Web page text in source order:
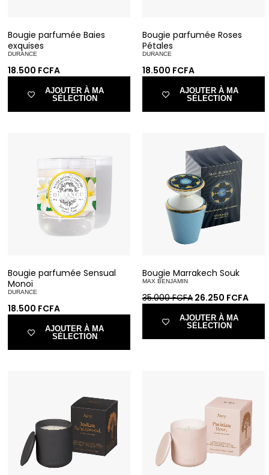
Bougie parfumée Baies
exquises
DURANCE
18.500 FCFA
AJOUTER À MA
SÉLECTION
Bougie parfumée Roses
Pétales
DURANCE
18.500 FCFA
AJOUTER À MA
SÉLECTION
Bougie parfumée Sensual
Monoï
DURANCE
18.500 FCFA
AJOUTER À MA
SÉLECTION
Bougie Marrakech Souk
MAX BENJAMIN
35.000FCFA 26.250 FCFA
AJOUTER À MA
SÉLECTION